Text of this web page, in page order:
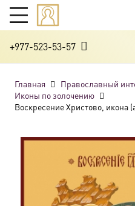
+977-523-53-57
Главная
Православный
Иконы по золочению
Воскресение Христово, икона